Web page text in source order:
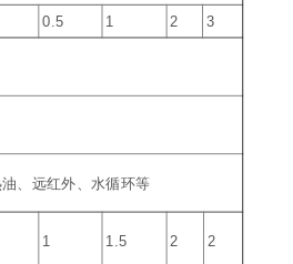
0.5 1 2
3
、远红外、水循环等
1 1.5 2 2